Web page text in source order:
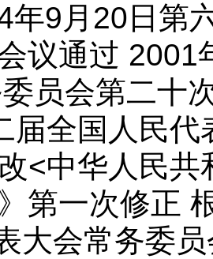
月20日第六
议通过 2001
员会第二十
届全国人民
改<中华人民
第一次修正
大会常务委